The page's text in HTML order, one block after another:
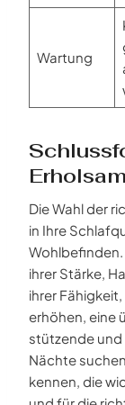
Wartung
Die Wahl der
in Ihre
ihrer Stärke,
ihrer
erhöhen, eine
stützende
Nächte
kennen, die